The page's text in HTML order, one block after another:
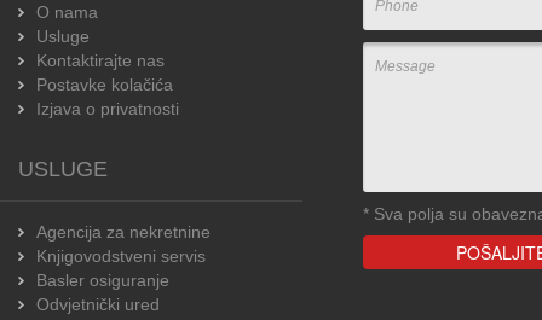
O nama
Usluge
Kontaktirajte nas
Postavke kolačića
Izjava o privatnosti
USLUGE
Agencija za nekretnine
Knjigovodstveni servis
Basler osiguranje
Odvjetnički ured
* Sva polja su